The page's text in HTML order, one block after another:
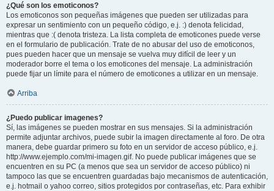
¿Qué son los emoticonos?
Los emoticonos son pequeñas imágenes que pueden ser utilizadas para
expresar un sentimiento con un pequeño código, e.j. :) denota felicidad,
mientras que :( denota tristeza. La lista completa de emoticones puede verse
en el formulario de publicación. Trate de no abusar del uso de emoticonos,
pues pueden hacer que un mensaje se vuelva muy difícil de leer y un
moderador borre el tema o los emoticones del mensaje. La administración
puede fijar un límite para el número de emoticones a utilizar en un mensaje.
Arriba
¿Puedo publicar imagenes?
Sí, las imágenes se pueden mostrar en sus mensajes. Si la administración
permite adjuntar archivos, puede subir la imagen directamente al foro. De otra
manera, debe guardar primero su foto en un servidor de acceso público, e.j.
http://www.ejemplo.com/mi-imagen.gif. No puede publicar imágenes que se
encuentren en su PC (a menos que sea un servidor de acceso público) ni
tampoco las que se encuentren guardadas bajo mecanismos de autenticación,
e.j. hotmail o yahoo correo, sitios protegidos por contraseñas, etc. Para exhibir